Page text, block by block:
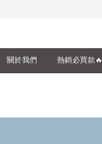
關於我們 熱銷必買款🔥